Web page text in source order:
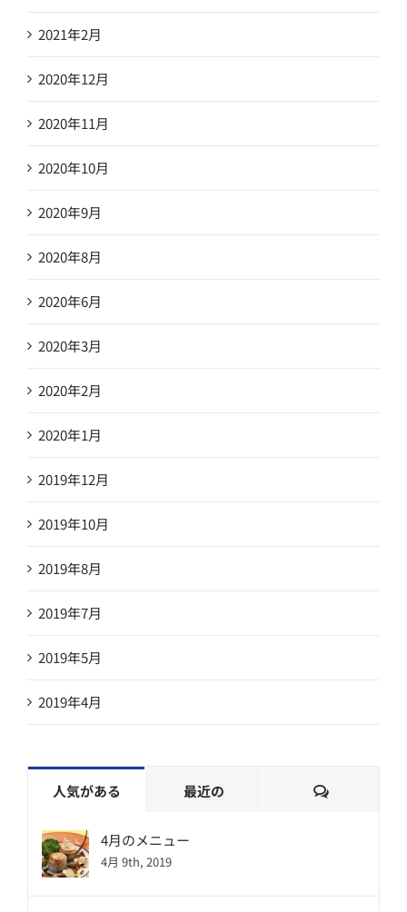
2021年2月
2020年12月
2020年11月
2020年10月
2020年9月
2020年8月
2020年6月
2020年3月
2020年2月
2020年1月
2019年12月
2019年10月
2019年8月
2019年7月
2019年5月
2019年4月
人気がある 最近の
コ
4月のメニュー
4月 9th, 2019